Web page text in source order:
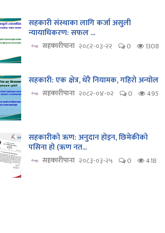
सहकारी संस्थाका लागि कर्जा असुली
न्यायाधिकरण: सफल ...
सहकारीपाना २०८२-०३-२२ 0 1308
सहकारी: एक क्षेत्र, धेरै नियामक, गहिरो अन्योल
सहकारीपाना २०८२-०४-०२ 0 495
सहकारीको ऋण: अनुदान होइन, छिमेकीको
पसिना हो (ऋण नत...
सहकारीपाना २०८३-०३-२५ 0 418